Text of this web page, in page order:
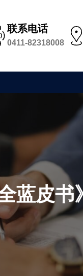
联系电话
0411-82318008
蓝皮书